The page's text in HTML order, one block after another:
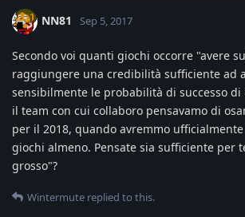
NN81 Sep 5, 2017
Secondo voi quanti giochi occorre "avere
raggiungere una credibilità sufficiente ad
sensibilmente le probabilità di successo di
il team con cui collaboro pensavamo di
per il 2018, quando avremmo
giochi almeno. Pensate sia sufficiente per
grosso"?
Wintermute replied to this.